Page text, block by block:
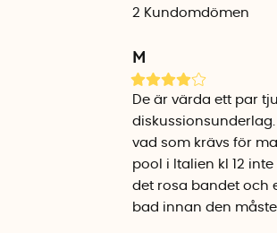
När du smörjer in
kommer att blekna.
smörja på nytt med
UV-armbandet går
armband håller ca 1
sol det utsätts för.
knapp-spännen. Du
och skriva in
2 Kundomdömen
M
De är värda ett par
vad som krävs för
pool i Italien kl 12
det rosa bandet och
bad innan den måste